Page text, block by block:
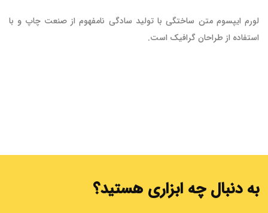
لورم ایپسوم متن ساختگی با تولید سادگی نامفهوم از صنعت چاپ و با
استفاده از طراحان گرافیک است.
به دنبال چه ابزاری هستید؟